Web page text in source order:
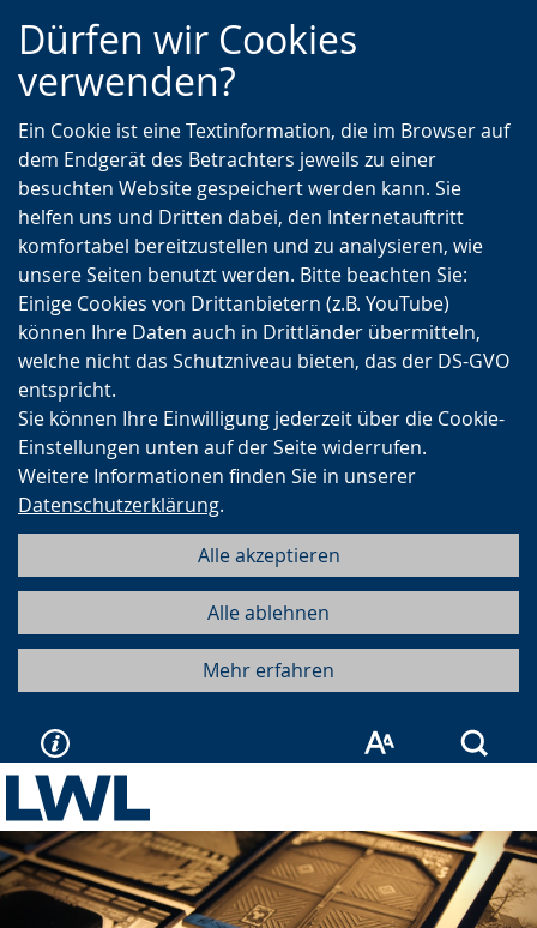
Zur
Hauptnavigation
Zur
Seitennavigation
Zum
Inhalt
Dürfen wir Cookies
verwenden?
Ein Cookie ist eine Textinformation, die im Browser auf
dem Endgerät des Betrachters jeweils zu einer
besuchten Website gespeichert werden kann. Sie
helfen uns und Dritten dabei, den Internetauftritt
komfortabel bereitzustellen und zu analysieren, wie
unsere Seiten benutzt werden. Bitte beachten Sie:
Einige Cookies von Drittanbietern (z.B. YouTube)
können Ihre Daten auch in Drittländer übermitteln,
welche nicht das Schutzniveau bieten, das der DS-GVO
entspricht.
Sie können Ihre Einwilligung jederzeit über die Cookie-
Einstellungen unten auf der Seite widerrufen.
Weitere Informationen finden Sie in unserer
Datenschutzerklärung.
Alle akzeptieren
Alle ablehnen
Mehr erfahren
Vorherige